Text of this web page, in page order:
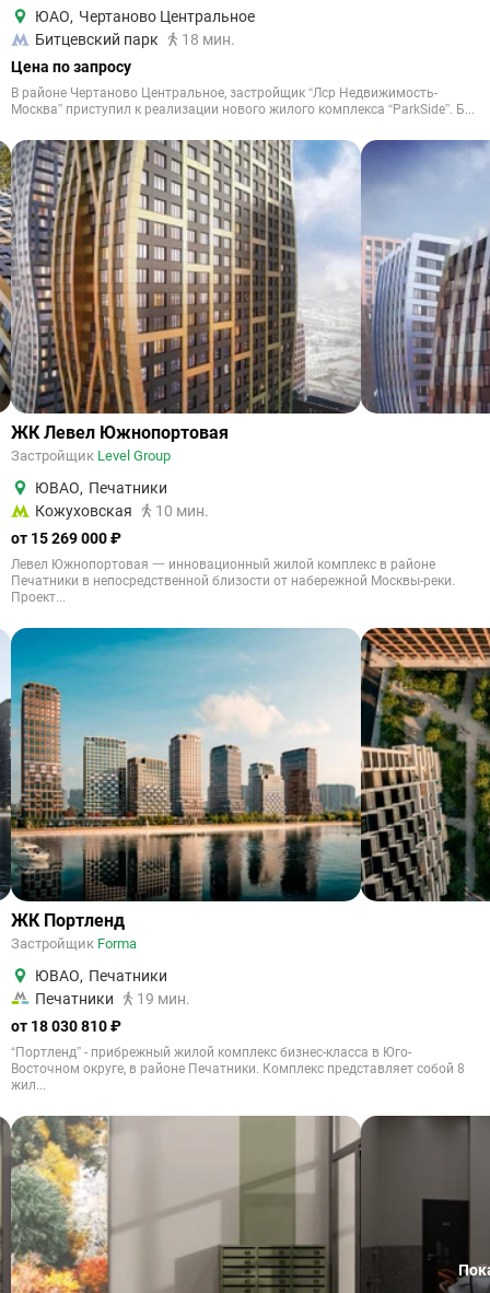
ЮАО, Чертаново Центральное
Битцевский парк
18 мин.
Цена по запросу
В районе Чертаново Центральное, застройщик “Лср Недвижимость-
Москва” приступил к реализации нового жилого комплекса “ParkSide”. Б...
ЖК Левел Южнопортовая
Застройщик Level Group
ЮВАО, Печатники
Кожуховская
10 мин.
от 15 269 000 ₽
Левел Южнопортовая 一 инновационный жилой комплекс в районе
Печатники в непосредственной близости от набережной Москвы-реки.
Проект...
ЖК Портленд
Застройщик Forma
ЮВАО, Печатники
Печатники
19 мин.
от 18 030 810 ₽
“Портленд” - прибрежный жилой комплекс бизнес-класса в Юго-
Восточном округе, в районе Печатники. Комплекс представляет собой 8
жил...